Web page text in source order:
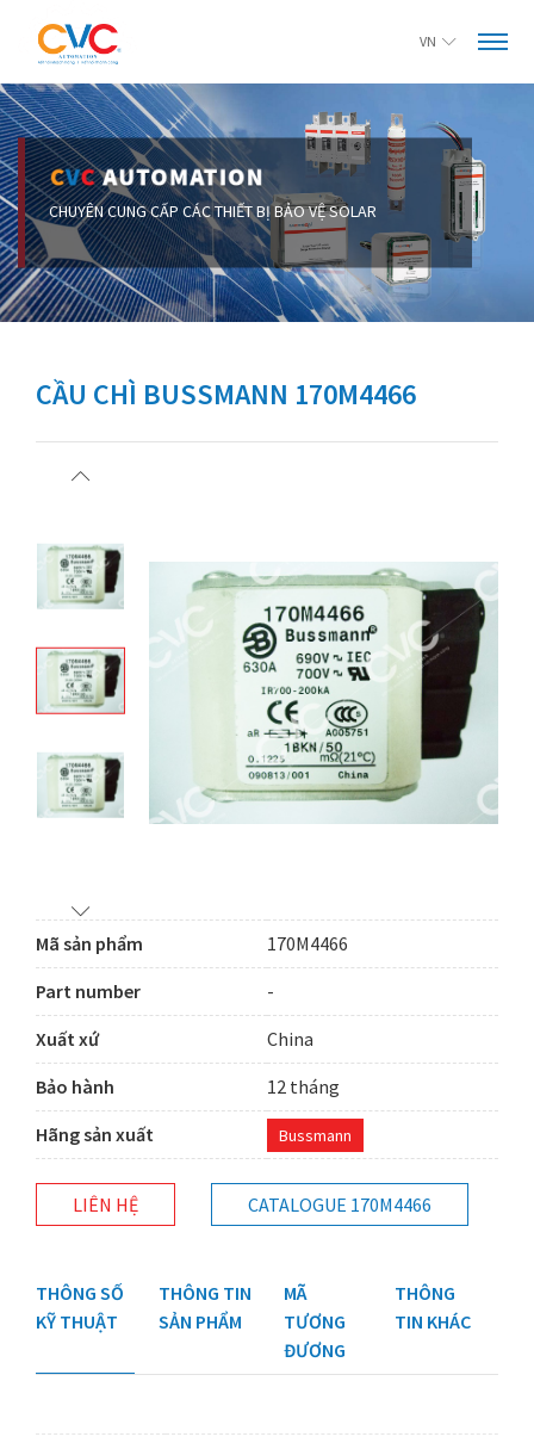
VN
CẦU CHÌ BUSSMANN 170M4466
Mã sản phẩm
170M4466
Part number
-
Xuất xứ
China
Bảo hành
12 tháng
Hãng sản xuất
Bussmann
LIÊN HỆ CATALOGUE 170M4466
THÔNG SỐ
KỸ THUẬT
THÔNG TIN
SẢN PHẨM
MÃ
TƯƠNG
ĐƯƠNG
THÔNG
TIN KHÁC